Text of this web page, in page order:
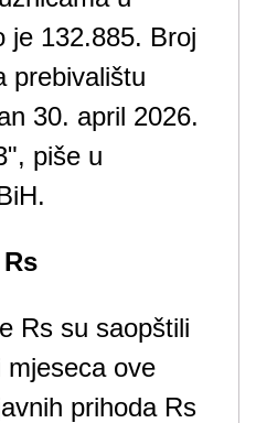
je 132.885. Broj
prebivalištu
30. april 2026.
piše u
Rs su saopštili
mjeseca ove
prihoda Rs